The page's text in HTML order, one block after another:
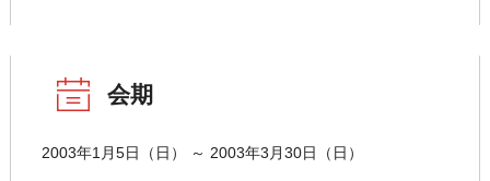
会期
2003年1月5日（日） ～ 2003年3月30日（日）